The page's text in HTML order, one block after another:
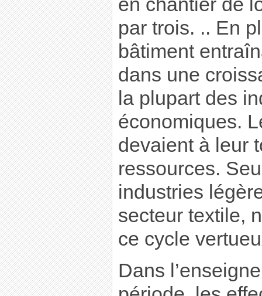
en chantier de
par trois. .. En
bâtiment
dans une
la plupart des
économiques.
devaient à leur
ressources.
industries
secteur textile,
ce cycle
Dans